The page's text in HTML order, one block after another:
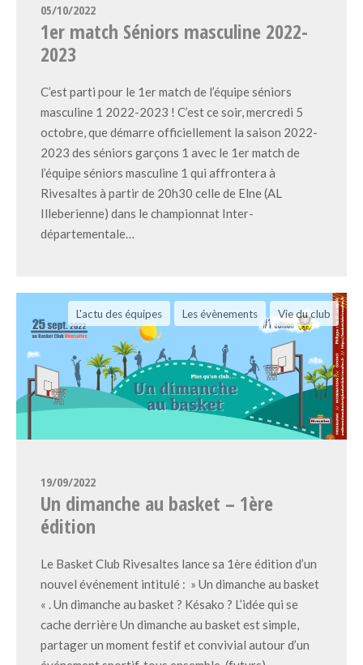
05/10/2022
1er match Séniors masculine 2022-
2023
C’est parti pour le 1er match de l’équipe séniors
masculine 1 2022-2023 ! C’est ce soir, mercredi 5
octobre, que démarre officiellement la saison 2022-
2023 des séniors garçons 1 avec le 1er match de
l’équipe séniors masculine 1 qui affrontera à
Rivesaltes à partir de 20h30 celle de Elne (AL
Illeberienne) dans le championnat Inter-
départementale…
L'actu des équipes Les évènements Vie du club
19/09/2022
Un dimanche au basket – 1ère
édition
Le Basket Club Rivesaltes lance sa 1ère édition d’un
nouvel événement intitulé : » Un dimanche au basket
« . Un dimanche au basket ? Késako ? L’idée qui se
cache derrière Un dimanche au basket est simple,
partager un moment festif et convivial autour d’un